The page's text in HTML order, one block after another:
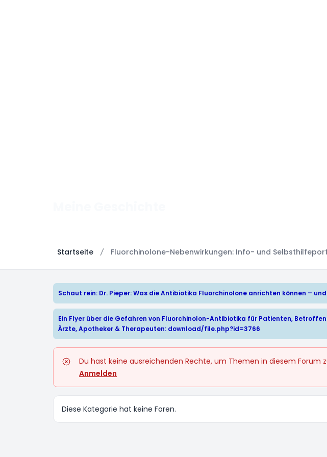
Startseite Fluorchinolone-Nebenwirkungen: Info- und
Schaut rein: Dr. Pieper: Was die Antibiotika Fluorchinolone anrichten können –
Ein Flyer über die Gefahren von Fluorchinolon-Antibiotika für Patienten,
Ärzte, Apotheker & Therapeuten: download/file.php?id=3766
Du hast keine ausreichenden Rechte, um Themen in diesem Forum
Anmelden
Diese Kategorie hat keine Foren.